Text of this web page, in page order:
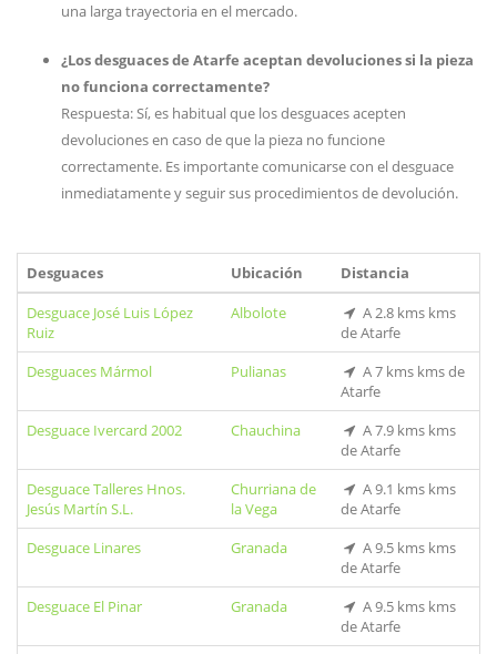
una larga trayectoria en el mercado.
¿Los desguaces de Atarfe aceptan devoluciones si la pieza
no funciona correctamente?
Respuesta: Sí, es habitual que los desguaces acepten
devoluciones en caso de que la pieza no funcione
correctamente. Es importante comunicarse con el desguace
inmediatamente y seguir sus procedimientos de devolución.
Desguaces Ubicación
Distancia
Desguace José Luis López
Ruiz
Albolote
A 2.8 kms kms
de Atarfe
Desguaces Mármol
Pulianas
A 7 kms kms de
Atarfe
Desguace Ivercard 2002
Chauchina
A 7.9 kms kms
de Atarfe
Desguace Talleres Hnos.
Jesús Martín S.L.
Churriana de
la Vega
A 9.1 kms kms
de Atarfe
Desguace Linares
Granada
A 9.5 kms kms
de Atarfe
Desguace El Pinar
Granada
A 9.5 kms kms
de Atarfe